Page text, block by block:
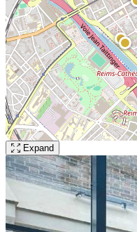
Expand